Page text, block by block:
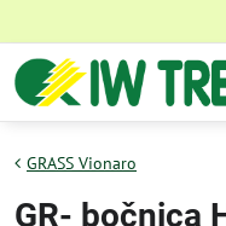
GRASS Vionaro
GR- bočnica